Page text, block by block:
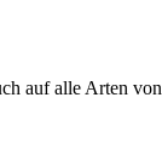
auf alle Arten von